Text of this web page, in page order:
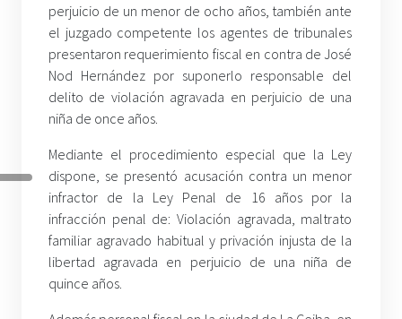
perjuicio de un menor de ocho años, también ante
el juzgado competente los agentes de tribunales
presentaron requerimiento fiscal en contra de José
Nod Hernández por suponerlo responsable del
delito de violación agravada en perjuicio de una
niña de once años.
Mediante el procedimiento especial que la Ley
dispone, se presentó acusación contra un menor
infractor de la Ley Penal de 16 años por la
infracción penal de: Violación agravada, maltrato
familiar agravado habitual y privación injusta de la
libertad agravada en perjuicio de una niña de
quince años.